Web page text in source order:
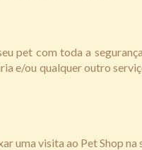
pet com toda a
e/ou qualquer outro
uma visita ao Pet Shop